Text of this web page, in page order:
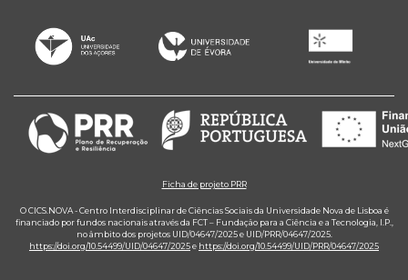
Ficha de projeto PRR
O CICS.NOVA - Centro Interdisciplinar de Ciências Sociais da Universidade Nova de Lisboa é
financiado por fundos nacionais através da FCT – Fundação para a Ciência e a Tecnologia, I.P.,
no âmbito dos projetos UID/04647/2025 e UID/PRR/04647/2025.
https://doi.org/10.54499/UID/04647/2025e https://doi.org/10.54499/UID/PRR/04647/2025